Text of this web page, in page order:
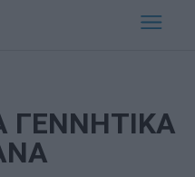
ΓΕΝΝΗΤΙΚΑ